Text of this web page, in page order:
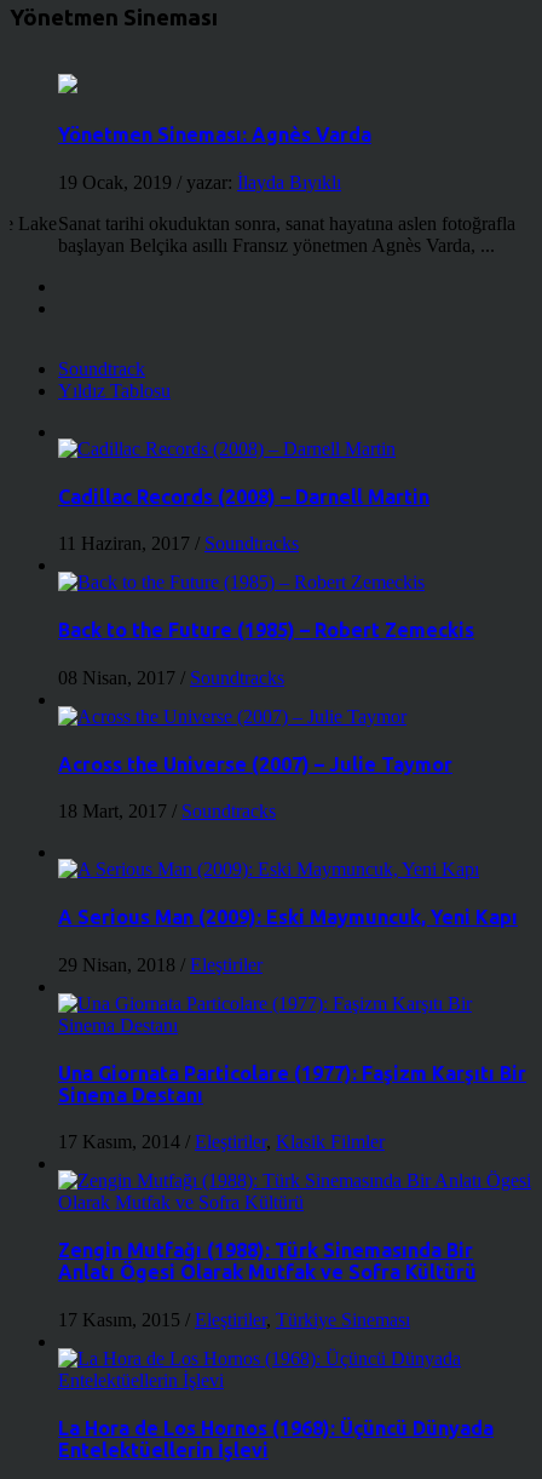
Yönetmen Sineması
Lake
Yönetmen Sineması: Agnès Varda
19 Ocak, 2019 / yazar: İlayda Bıyıklı
Sanat tarihi okuduktan sonra, sanat hayatına aslen fotoğrafla
başlayan Belçika asıllı Fransız yönetmen Agnès Varda, ...
Soundtrack
Yıldız Tablosu
Cadillac Records (2008) – Darnell Martin
11 Haziran, 2017 / Soundtracks
Back to the Future (1985) – Robert Zemeckis
08 Nisan, 2017 / Soundtracks
Across the Universe (2007) – Julie Taymor
18 Mart, 2017 / Soundtracks
A Serious Man (2009): Eski Maymuncuk, Yeni Kapı
29 Nisan, 2018 / Eleştiriler
Una Giornata Particolare (1977): Faşizm Karşıtı Bir
Sinema Destanı
17 Kasım, 2014 / Eleştiriler, Klasik Filmler
Zengin Mutfağı (1988): Türk Sinemasında Bir
Anlatı Ögesi Olarak Mutfak ve Sofra Kültürü
17 Kasım, 2015 / Eleştiriler, Türkiye Sineması
La Hora de Los Hornos (1968): Üçüncü Dünyada
Entelektüellerin İşlevi